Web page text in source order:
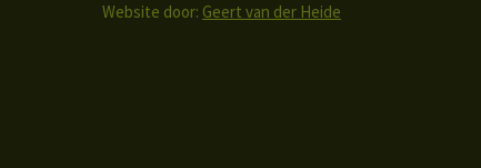
Website door: Geert van der Heide